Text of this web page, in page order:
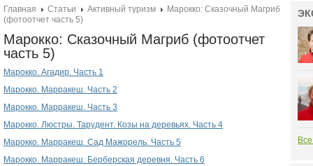
Главная Статьи Активный туризм
Марокко: Сказочный Магриб
(фотоотчет часть 5)
Марокко: Сказочный Магриб (фотоотчет
часть 5)
Марокко. Агадир. Часть 1
Марокко. Марракеш. Часть 2
Марокко. Марракеш. Часть 3
Марокко. Люстры. Тарудент. Козы на деревьях. Часть 4
Марокко. Марракеш. Сад Мажорель. Часть 5
Марокко. Марракеш. Берберская деревня. Часть 6